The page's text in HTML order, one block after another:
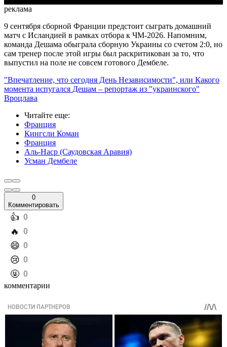
реклама
9 сентября сборной Франции предстоит сыграть домашний
матч с Исландией в рамках отбора к ЧМ-2026. Напомним,
команда Дешама обыграла сборную Украины со счетом 2:0, но
сам тренер после этой игры был раскритикован за то, что
выпустил на поле не совсем готового Дембеле.
"Впечатление, что сегодня День Независимости", или Какого
момента испугался Дешам – репортаж из "украинского"
Вроцлава
Читайте еще:
Франция
Кингсли Коман
Франция
Аль-Наср (Саудовская Аравия)
Усман Дембеле
0
Комментировать
️👍 0
️🔥 0
️😄 0
️😢 0
️🤬 0
комментарии